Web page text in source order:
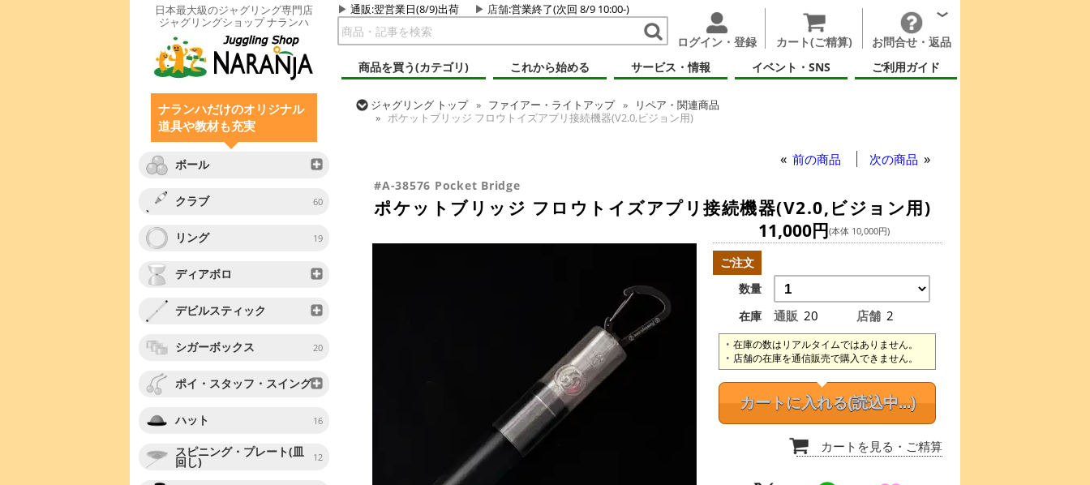
日本最大級のジャグリング専門店
ジャグリングショップ ナランハ
通販:翌営業日(8/9)出荷 店舗:営業終了(次回 8/9 10:00-)
ログイン・登録 カート(ご精算)
お問合せ・返品
商品を買う(カテゴリ)
これから始める サービス・情報 イベント・SNS ご利用ガイド
ナランハだけのオリジナル
道具や教材も充実
ボール
クラブ 60
リング 19
ディアボロ
デビルスティック
シガーボックス 20
ポイ・スタッフ・スイング
ハット 16
スピニング・プレート(皿
回し) 12
ジャグリング トップ ファイアー・ライトアップ
リペア・関連商品
ポケットブリッジ フロウトイズアプリ接続機器(V2.0,ビジョン用)
前の商品 次の商品
#A-38576 Pocket Bridge
ポケットブリッジ フロウトイズアプリ接続機器(V2.0,ビジョン用)
11,000円(本体 10,000円)
ご注文
数量
在庫
通販 20 店舗 2
在庫の数はリアルタイムではありません。
店舗の在庫を通信販売で購入できません。
カートに入れる(読込中...)
カートを見る ・ご精算